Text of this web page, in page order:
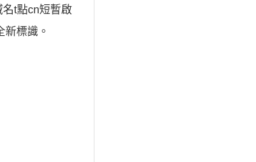
t點cn短暫啟
標識。